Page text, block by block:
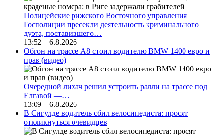
Полицейские рижского Восточного управления
Госполиции пресекли деятельность криминального
дуэта, поставившего…
13:52 6.8.2026
Обгон на трассе А8 стоил водителю BMW 1400 евро и
прав (видео)
Очередной лихач решил устроить ралли на трассе под
Елгавой —…
13:09 6.8.2026
В Сигулде водитель сбил велосипедиста: просят
откликнуться очевидцев